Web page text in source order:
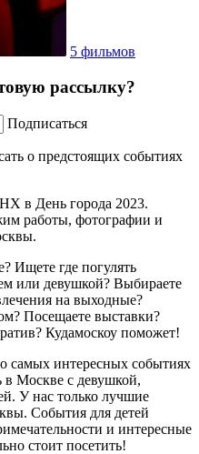
5 фильмов
рассылку?
Подписаться
о предстоящих событиях
в День города 2023.
работы, фотографии и
Ищете где погулять
или девушкой? Выбираете
на выходные?
Посещаете выставки?
Кудамоскоу поможет!
самых интересных событиях
Москве с девушкой,
У нас только лучшие
События для детей
и интересные
стоит посетить!